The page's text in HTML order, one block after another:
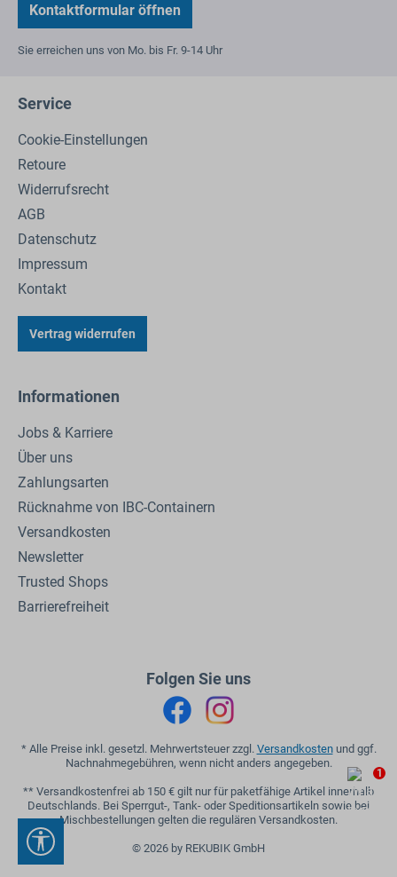
Kontaktformular öffnen
Sie erreichen uns von Mo. bis Fr. 9-14 Uhr
Service
Cookie-Einstellungen
Retoure
Widerrufsrecht
AGB
Datenschutz
Impressum
Kontakt
Vertrag widerrufen
Informationen
Jobs & Karriere
Über uns
Zahlungsarten
Rücknahme von IBC-Containern
Versandkosten
Newsletter
Trusted Shops
Barrierefreiheit
Folgen Sie uns
* Alle Preise inkl. gesetzl. Mehrwertsteuer zzgl. Versandkostenund ggf.
Nachnahmegebühren, wenn nicht anders angegeben.
** Versandkostenfrei ab 150 € gilt nur für paketfähige Artikel innerhalb
Deutschlands. Bei Sperrgut-, Tank- oder Speditionsartikeln sowie bei
Mischbestellungen gelten die regulären Versandkosten.
© 2026 by REKUBIK GmbH
Werkzeugleiste anzeigen
1